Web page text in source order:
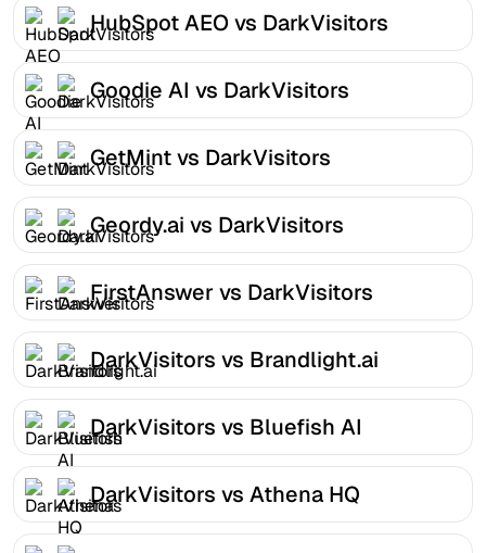
HubSpot AEO vs DarkVisitors
Goodie AI vs DarkVisitors
GetMint vs DarkVisitors
Geordy.ai vs DarkVisitors
FirstAnswer vs DarkVisitors
DarkVisitors vs Brandlight.ai
DarkVisitors vs Bluefish AI
DarkVisitors vs Athena HQ